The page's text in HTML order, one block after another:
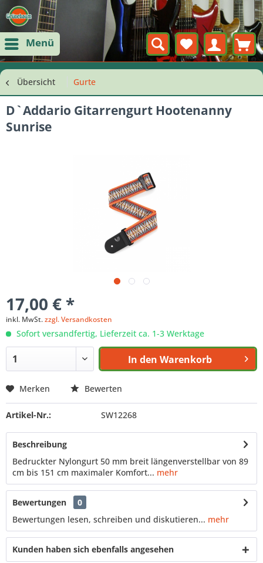
Menü
Übersicht Gurte
D`Addario Gitarrengurt Hootenanny
Sunrise
17,00 € *
inkl. MwSt.zzgl. Versandkosten
Sofort versandfertig, Lieferzeit ca. 1-3 Werktage
In den Warenkorb
Merken Bewerten
Artikel-Nr.: SW12268
Beschreibung
Bedruckter Nylongurt 50 mm breit längenverstellbar von 89
cm bis 151 cm maximaler Komfort... mehr
Bewertungen
0
Bewertungen lesen, schreiben und diskutieren... mehr
Kunden haben sich ebenfalls angesehen